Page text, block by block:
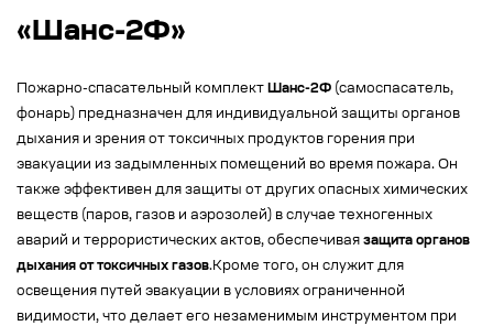
«Шанс-2Ф»
Пожарно-спасательный комплект Шанс-2Ф (самоспасатель,
фонарь) предназначен для индивидуальной защиты органов
дыхания и зрения от токсичных продуктов горения при
эвакуации из задымленных помещений во время пожара. Он
также эффективен для защиты от других опасных химических
веществ (паров, газов и аэрозолей) в случае техногенных
аварий и террористических актов, обеспечивая защита органов
дыхания от токсичных газов.Кроме того, он служит для
освещения путей эвакуации в условиях ограниченной
видимости, что делает его незаменимым инструментом при